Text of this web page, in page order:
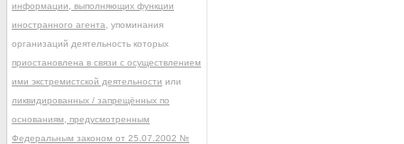
информации, выполняющих функции
иностранного агента , упоминания
организаций деятельность которых
приостановлена в связи с осуществлением
ими экстремистской деятельности или
ликвидированных / запрещённых по
основаниям, предусмотренным
Федеральным законом от 25.07.2002 №